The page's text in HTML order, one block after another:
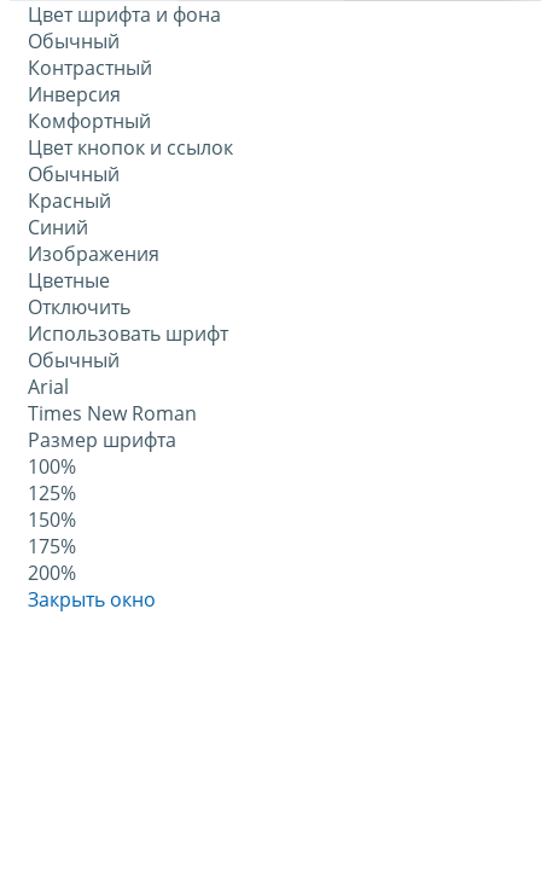
Цвет шрифта и фона
Обычный
Контрастный
Инверсия
Комфортный
Цвет кнопок и ссылок
Обычный
Красный
Синий
Изображения
Цветные
Отключить
Использовать шрифт
Обычный
Arial
Times New Roman
Размер шрифта
100%
125%
150%
175%
200%
Закрыть окно